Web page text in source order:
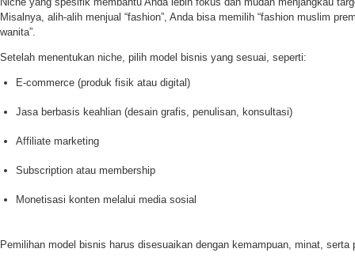
Misalnya, alih-alih menjual “fashion”, Anda bisa memilih “fashion muslim
wanita”.
Setelah menentukan niche, pilih model bisnis yang sesuai, seperti:
E-commerce (produk fisik atau digital)
Jasa berbasis keahlian (desain grafis, penulisan, konsultasi)
Affiliate marketing
Subscription atau membership
Monetisasi konten melalui media sosial
Pemilihan model bisnis harus disesuaikan dengan kemampuan, minat, serta